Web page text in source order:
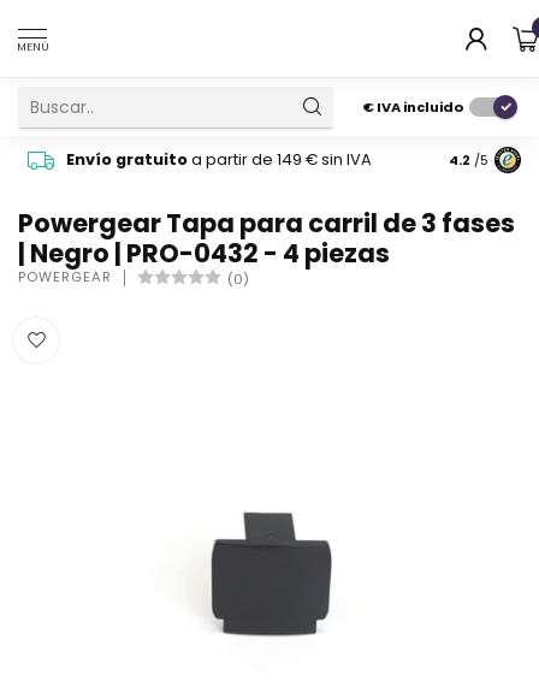
MENÚ
€IVA incluido
Envío gratuitoa partir de 149 € sin IVA Pide
4.2 /5
Powergear Tapa para carril de 3 fases
| Negro | PRO-0432 - 4 piezas
POWERGEAR (0)